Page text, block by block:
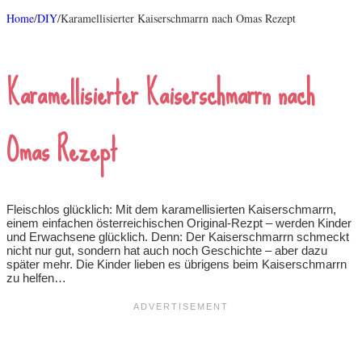
Home/DIY/Karamellisierter Kaiserschmarrn nach Omas Rezept
Karamellisierter Kaiserschmarrn nach
Omas Rezept
Fleischlos glücklich: Mit dem karamellisierten Kaiserschmarrn,
einem einfachen österreichischen Original-Rezpt – werden Kinder
und Erwachsene glücklich. Denn: Der Kaiserschmarrn schmeckt
nicht nur gut, sondern hat auch noch Geschichte – aber dazu
später mehr. Die Kinder lieben es übrigens beim Kaiserschmarrn
zu helfen…